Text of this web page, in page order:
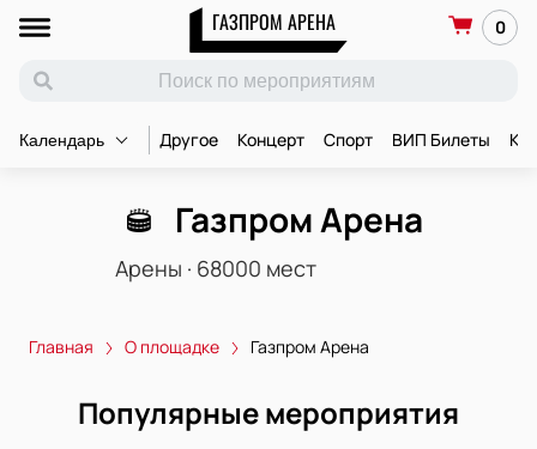
ГАЗПРОМ АРЕНА 0
Календарь Другое Концерт Спорт ВИП Билеты
Газпром Арена
Арены · 68000 мест
Главная О площадке Газпром Арена
Популярные мероприятия